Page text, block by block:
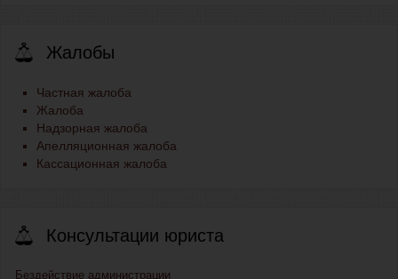
Жалобы
Частная жалоба
Жалоба
Надзорная жалоба
Апелляционная жалоба
Кассационная жалоба
Консультации юриста
Бездействие администрации